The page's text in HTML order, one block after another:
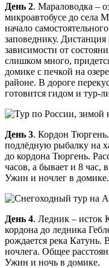
День 2. Мараловодка –
микроавтобусе до села
начало
заповеднику.
зависимости от
слишком много,
домике с печкой на
районе. В дороге
готовится гидом и тур-
День 3. Кордон
подлёдную рыбалку на
до кордона Тюргень.
часов, а бывает и 8 час,
Ужин и ночлег в домике.
День 4. Ледник – исток
кордона до ледника
рождается река Катунь.
ночлега. Общее
Ужин и ночь в домике.